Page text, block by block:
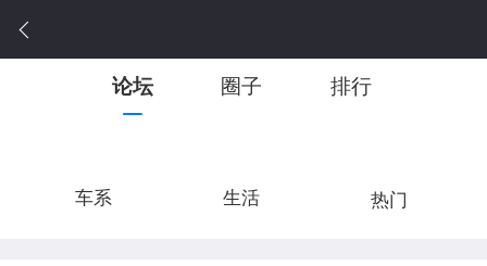
论坛 圈子 排行
车系 生活 热门